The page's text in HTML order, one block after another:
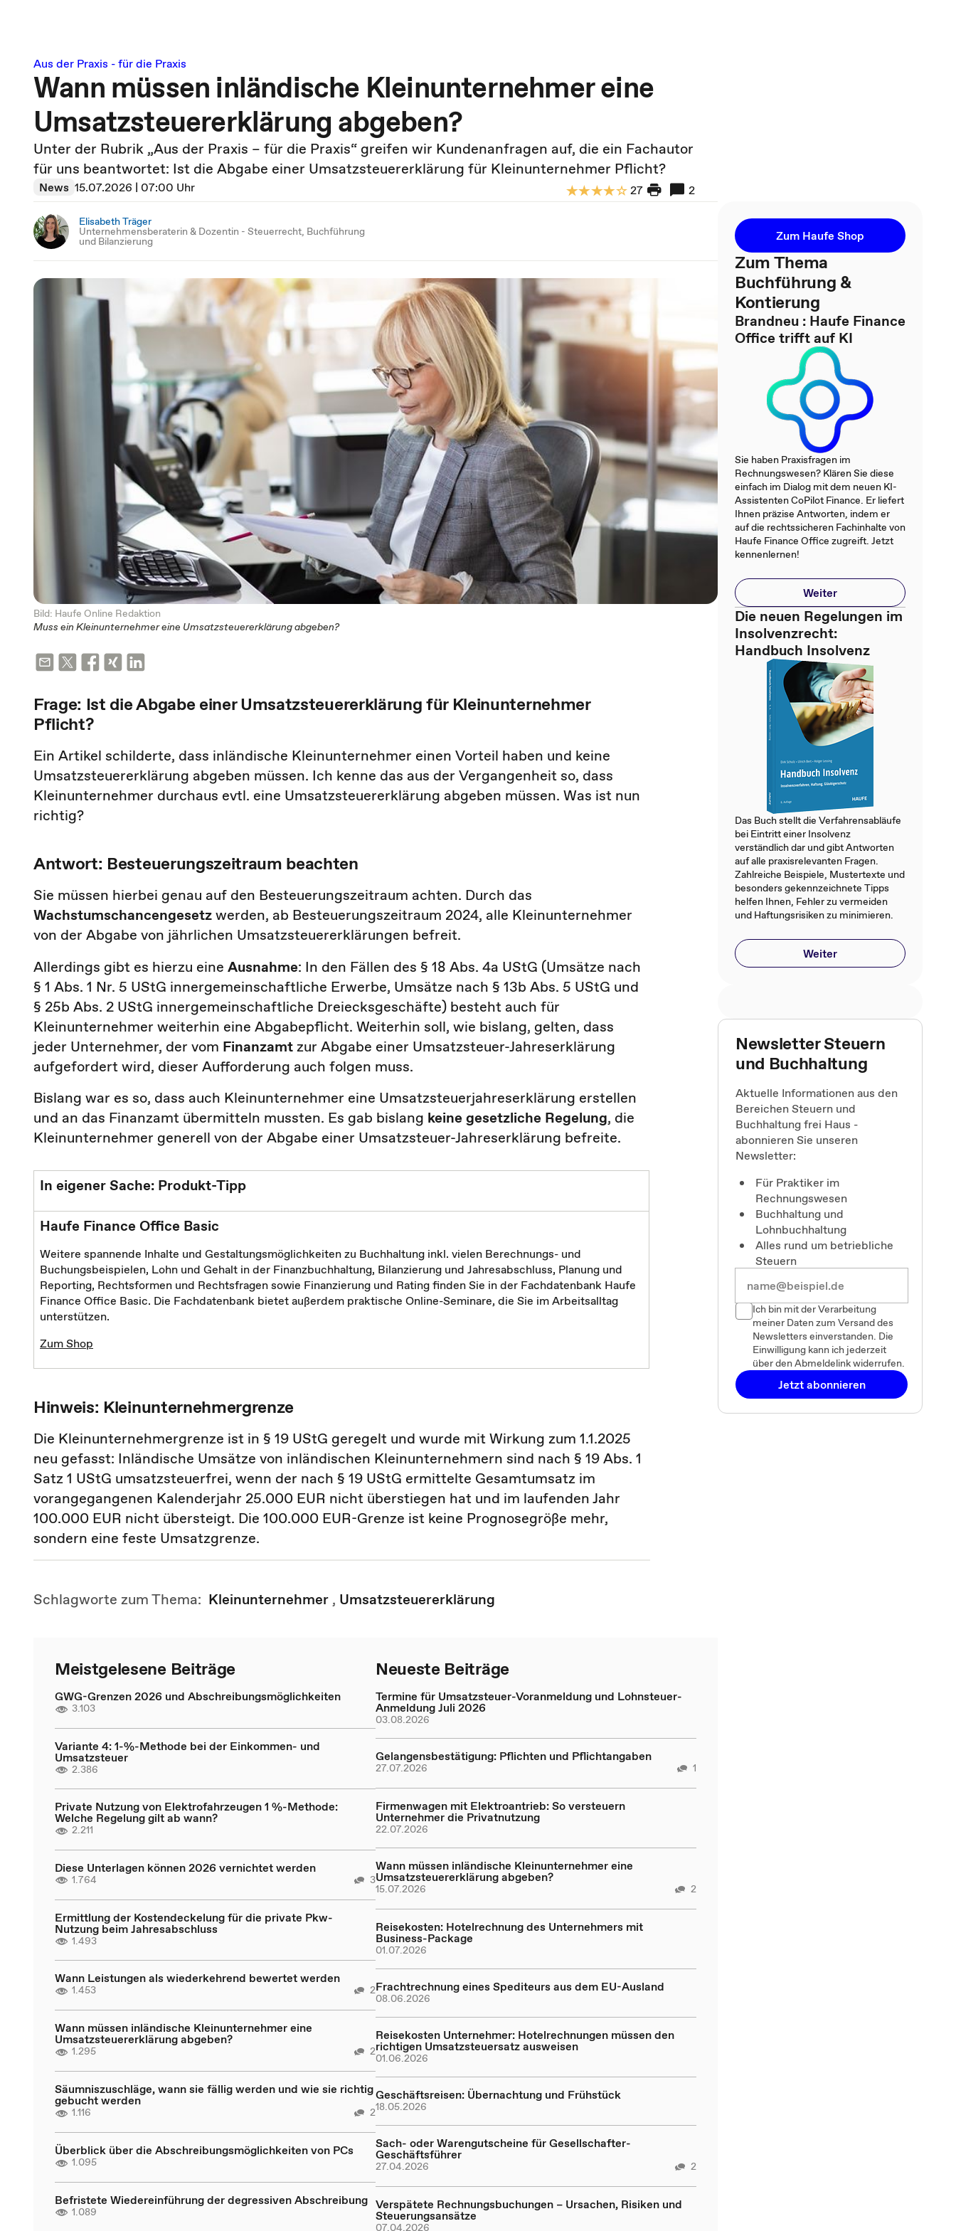
Aus der Praxis - für die Praxis
Wann müssen inländische Kleinunternehmer eine
Umsatzsteuererklärung abgeben?
Unter der Rubrik „Aus der Praxis – für die Praxis“ greifen wir Kundenanfragen auf, die ein Fachautor
für uns beantwortet: Ist die Abgabe einer Umsatzsteuererklärung für Kleinunternehmer Pflicht?
News 15.07.2026 | 07:00 Uhr 27 2
Elisabeth Träger
Unternehmensberaterin & Dozentin - Steuerrecht, Buchführung
und Bilanzierung
Bild: Haufe Online Redaktion
Muss ein Kleinunternehmer eine Umsatzsteuererklärung abgeben?
Frage: Ist die Abgabe einer Umsatzsteuererklärung für Kleinunternehmer
Pflicht?
Ein Artikel schilderte, dass inländische Kleinunternehmer einen Vorteil haben und keine
Umsatzsteuererklärung abgeben müssen. Ich kenne das aus der Vergangenheit so, dass
Kleinunternehmer durchaus evtl. eine Umsatzsteuererklärung abgeben müssen. Was ist nun
richtig?
Antwort: Besteuerungszeitraum beachten
Sie müssen hierbei genau auf den Besteuerungszeitraum achten. Durch das
Wachstumschancengesetzwerden, ab Besteuerungszeitraum 2024, alle Kleinunternehmer
von der Abgabe von jährlichen Umsatzsteuererklärungen befreit.
Allerdings gibt es hierzu eine Ausnahme: In den Fällen des § 18 Abs. 4a UStG (Umsätze nach
§ 1 Abs. 1 Nr. 5 UStG innergemeinschaftliche Erwerbe, Umsätze nach § 13b Abs. 5 UStG und
§ 25b Abs. 2 UStG innergemeinschaftliche Dreiecksgeschäfte) besteht auch für
Kleinunternehmer weiterhin eine Abgabepflicht. Weiterhin soll, wie bislang, gelten, dass
jeder Unternehmer, der vom Finanzamtzur Abgabe einer Umsatzsteuer-Jahreserklärung
aufgefordert wird, dieser Aufforderung auch folgen muss.
Bislang war es so, dass auch Kleinunternehmer eine Umsatzsteuerjahreserklärung erstellen
und an das Finanzamt übermitteln mussten. Es gab bislang keine gesetzliche Regelung, die
Kleinunternehmer generell von der Abgabe einer Umsatzsteuer-Jahreserklärung befreite.
In eigener Sache: Produkt-Tipp
Haufe Finance Office Basic
Weitere spannende Inhalte und Gestaltungsmöglichkeiten zu Buchhaltung inkl. vielen Berechnungs- und
Buchungsbeispielen, Lohn und Gehalt in der Finanzbuchhaltung, Bilanzierung und Jahresabschluss, Planung und
Reporting, Rechtsformen und Rechtsfragen sowie Finanzierung und Rating finden Sie in der Fachdatenbank Haufe
Finance Office Basic. Die Fachdatenbank bietet außerdem praktische Online-Seminare, die Sie im Arbeitsalltag
unterstützen.
Zum Shop
Hinweis: Kleinunternehmergrenze
Die Kleinunternehmergrenze ist in § 19 UStG geregelt und wurde mit Wirkung zum 1.1.2025
neu gefasst: Inländische Umsätze von inländischen Kleinunternehmern sind nach § 19 Abs. 1
Satz 1 UStG umsatzsteuerfrei, wenn der nach § 19 UStG ermittelte Gesamtumsatz im
vorangegangenen Kalenderjahr 25.000 EUR nicht überstiegen hat und im laufenden Jahr
100.000 EUR nicht übersteigt. Die 100.000 EUR-Grenze ist keine Prognosegröße mehr,
sondern eine feste Umsatzgrenze.
Schlagworte zum Thema: Kleinunternehmer , Umsatzsteuererklärung
Meistgelesene Beiträge
GWG-Grenzen 2026 und Abschreibungsmöglichkeiten
3.103
Variante 4: 1-%-Methode bei der Einkommen- und
Umsatzsteuer
2.386
Private Nutzung von Elektrofahrzeugen 1 %-Methode:
Welche Regelung gilt ab wann?
2.211
Diese Unterlagen können 2026 vernichtet werden
1.764 3
Ermittlung der Kostendeckelung für die private Pkw-
Nutzung beim Jahresabschluss
1.493
Wann Leistungen als wiederkehrend bewertet werden
1.453 2
Wann müssen inländische Kleinunternehmer eine
Umsatzsteuererklärung abgeben?
1.295 2
Säumniszuschläge, wann sie fällig werden und wie sie richtig
gebucht werden
1.116 2
Überblick über die Abschreibungsmöglichkeiten von PCs
1.095
Befristete Wiedereinführung der degressiven Abschreibung
1.089
Neueste Beiträge
Termine für Umsatzsteuer-Voranmeldung und Lohnsteuer-
Anmeldung Juli 2026
03.08.2026
Gelangensbestätigung: Pflichten und Pflichtangaben
27.07.2026 1
Firmenwagen mit Elektroantrieb: So versteuern
Unternehmer die Privatnutzung
22.07.2026
Wann müssen inländische Kleinunternehmer eine
Umsatzsteuererklärung abgeben?
15.07.2026 2
Reisekosten: Hotelrechnung des Unternehmers mit
Business-Package
01.07.2026
Frachtrechnung eines Spediteurs aus dem EU-Ausland
08.06.2026
Reisekosten Unternehmer: Hotelrechnungen müssen den
richtigen Umsatzsteuersatz ausweisen
01.06.2026
Geschäftsreisen: Übernachtung und Frühstück
18.05.2026
Sach- oder Warengutscheine für Gesellschafter-
Geschäftsführer
27.04.2026 2
Verspätete Rechnungsbuchungen – Ursachen, Risiken und
Steuerungsansätze
07.04.2026
Zum Haufe Shop
Zum Thema
Buchführung &
Kontierung
Brandneu : Haufe Finance
Office trifft auf KI
Sie haben Praxisfragen im
Rechnungswesen? Klären Sie diese
einfach im Dialog mit dem neuen KI-
Assistenten CoPilot Finance. Er liefert
Ihnen präzise Antworten, indem er
auf die rechtssicheren Fachinhalte von
Haufe Finance Office zugreift. Jetzt
kennenlernen!
Weiter
Die neuen Regelungen im
Insolvenzrecht:
Handbuch Insolvenz
Das Buch stellt die Verfahrensabläufe
bei Eintritt einer Insolvenz
verständlich dar und gibt Antworten
auf alle praxisrelevanten Fragen.
Zahlreiche Beispiele, Mustertexte und
besonders gekennzeichnete Tipps
helfen Ihnen, Fehler zu vermeiden
und Haftungsrisiken zu minimieren.
Weiter
Newsletter Steuern
und Buchhaltung
Aktuelle Informationen aus den
Bereichen Steuern und
Buchhaltung frei Haus -
abonnieren Sie unseren
Newsletter:
Für Praktiker im
Rechnungswesen
Buchhaltung und
Lohnbuchhaltung
Alles rund um betriebliche
Steuern
Ich bin mit der Verarbeitung
meiner Daten zum Versand des
Newsletters einverstanden. Die
Einwilligung kann ich jederzeit
über den Abmeldelink widerrufen.
Jetzt abonnieren